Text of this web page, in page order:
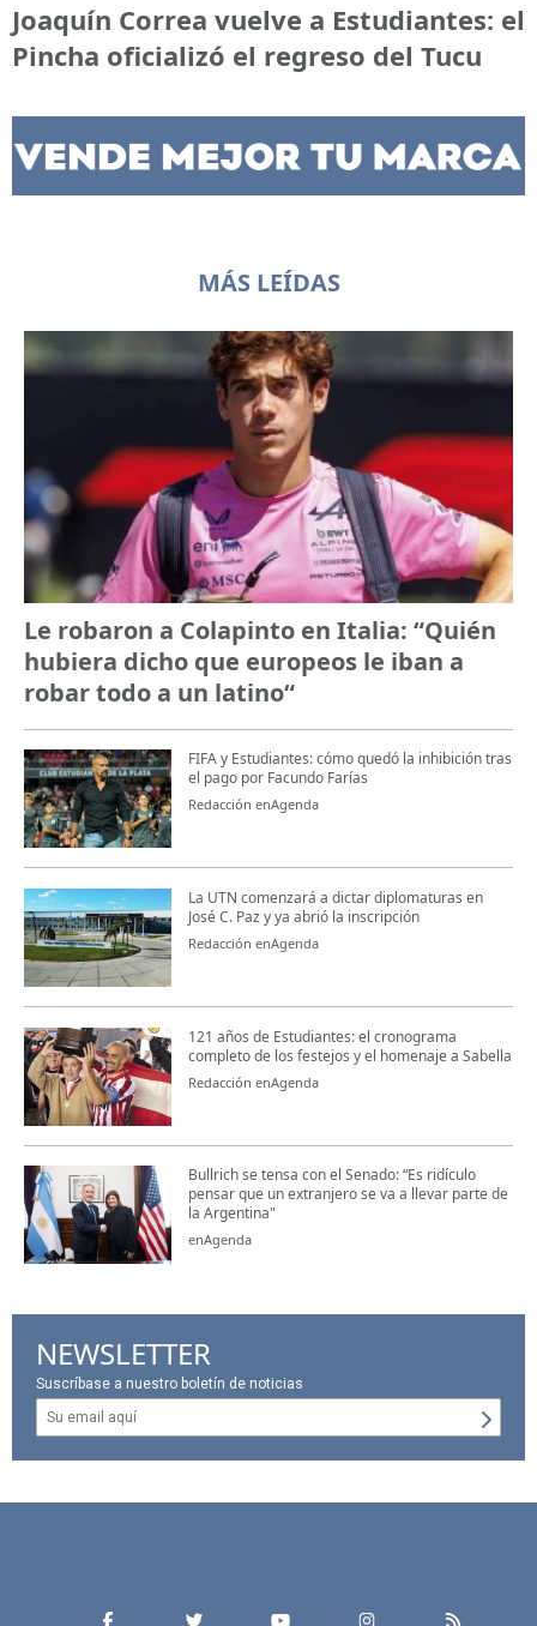
Joaquín Correa vuelve a Estudiantes: el
Pincha oficializó el regreso del Tucu
MÁS LEÍDAS
Le robaron a Colapinto en Italia: “Quién
hubiera dicho que europeos le iban a
robar todo a un latino“
FIFA y Estudiantes: cómo quedó la inhibición tras
el pago por Facundo Farías
Redacción enAgenda
La UTN comenzará a dictar diplomaturas en
José C. Paz y ya abrió la inscripción
Redacción enAgenda
121 años de Estudiantes: el cronograma
completo de los festejos y el homenaje a Sabella
Redacción enAgenda
Bullrich se tensa con el Senado: “Es ridículo
pensar que un extranjero se va a llevar parte de
la Argentina"
enAgenda
NEWSLETTER
Suscríbase a nuestro boletín de noticias